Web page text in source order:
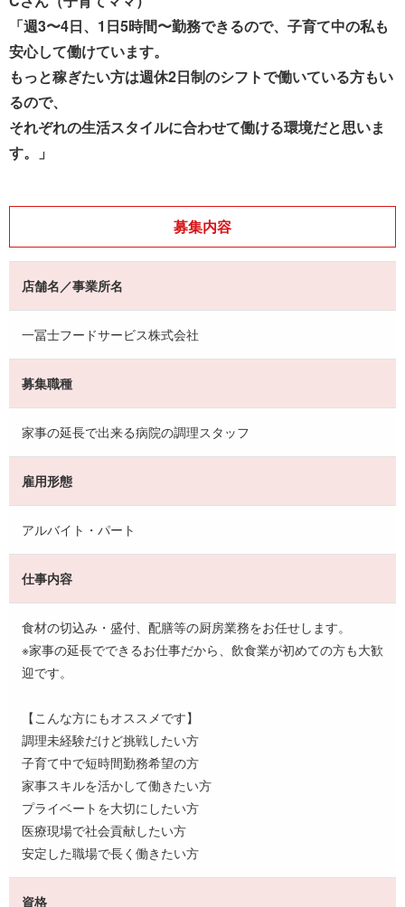
「週3〜4日、1日5時間〜勤務できるので、子育て中の私も
安心して働けています。
もっと稼ぎたい方は週休2日制のシフトで働いている方もい
るので、
それぞれの生活スタイルに合わせて働ける環境だと思いま
す。」
募集内容
店舗名／事業所名
一冨士フードサービス株式会社
募集職種
家事の延長で出来る病院の調理スタッフ
雇用形態
アルバイト・パート
仕事内容
食材の切込み・盛付、配膳等の厨房業務をお任せします。
※家事の延長でできるお仕事だから、飲食業が初めての方も大歓
迎です。
【こんな方にもオススメです】
調理未経験だけど挑戦したい方
子育て中で短時間勤務希望の方
家事スキルを活かして働きたい方
プライベートを大切にしたい方
医療現場で社会貢献したい方
安定した職場で長く働きたい方
資格